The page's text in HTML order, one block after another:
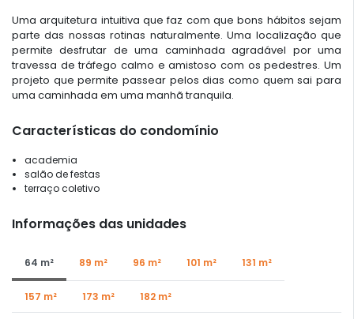
Uma arquitetura intuitiva que faz com que bons hábitos sejam
parte das nossas rotinas naturalmente. Uma localização que
permite desfrutar de uma caminhada agradável por uma
travessa de tráfego calmo e amistoso com os pedestres. Um
projeto que permite passear pelos dias como quem sai para
uma caminhada em uma manhã tranquila.
Características do condomínio
academia
salão de festas
terraço coletivo
Informações das unidades
64 m² 89 m² 96 m² 101 m² 131 m²
157 m² 173 m² 182 m²